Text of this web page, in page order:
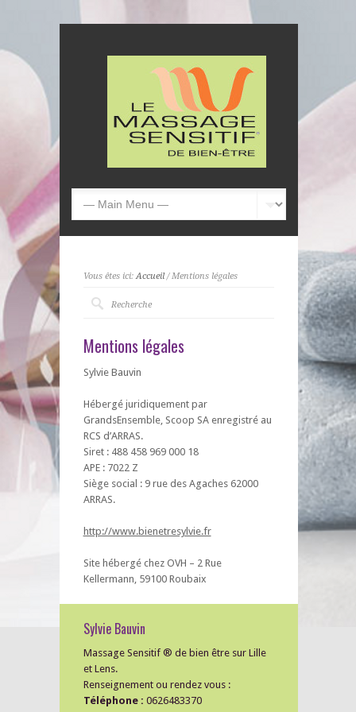
Vous êtes ici:Accueil/ Mentions légales
Mentions légales
Sylvie Bauvin
Hébergé juridiquement par
GrandsEnsemble, Scoop SA enregistré au
RCS d’ARRAS.
Siret : 488 458 969 000 18
APE : 7022 Z
Siège social : 9 rue des Agaches 62000
ARRAS.
http://www.bienetresylvie.fr
Site hébergé chez OVH – 2 Rue
Kellermann, 59100 Roubaix
Sylvie Bauvin
Massage Sensitif ® de bien être sur Lille
et Lens.
Renseignement ou rendez vous :
Téléphone : 0626483370